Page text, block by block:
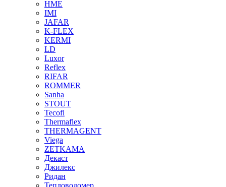
HME
IMI
JAFAR
K-FLEX
KERMI
LD
Luxor
Reflex
RIFAR
ROMMER
Sanha
STOUT
Tecofi
Thermaflex
THERMAGENT
Viega
ZETKAMA
Декаст
Джилекс
Ридан
Тепловодомер